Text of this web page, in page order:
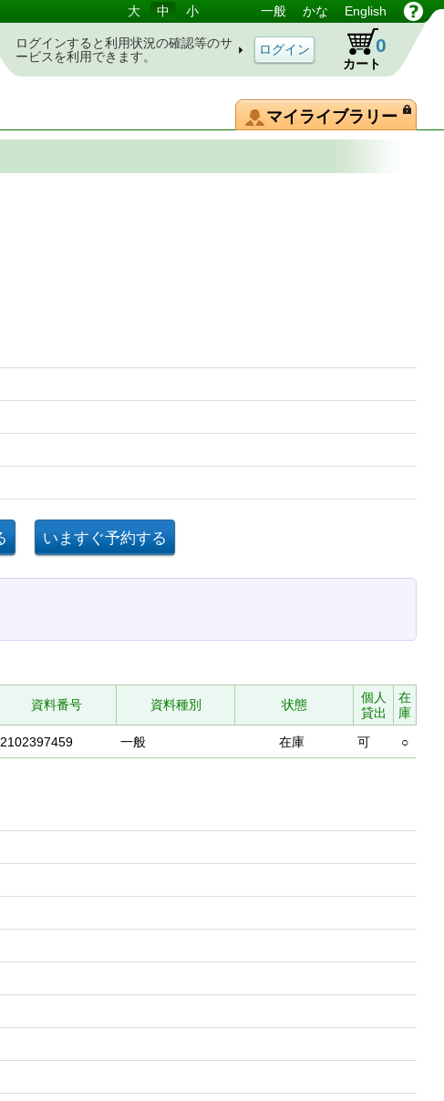
大 中 小 一般 かな English
ログインすると利用状況の確認等のサ
ービスを利用できます。
カート
0
マイライブラリー
資料番号 資料種別 状態
個人
貸出
在
庫
2102397459 一般 在庫 可 ○